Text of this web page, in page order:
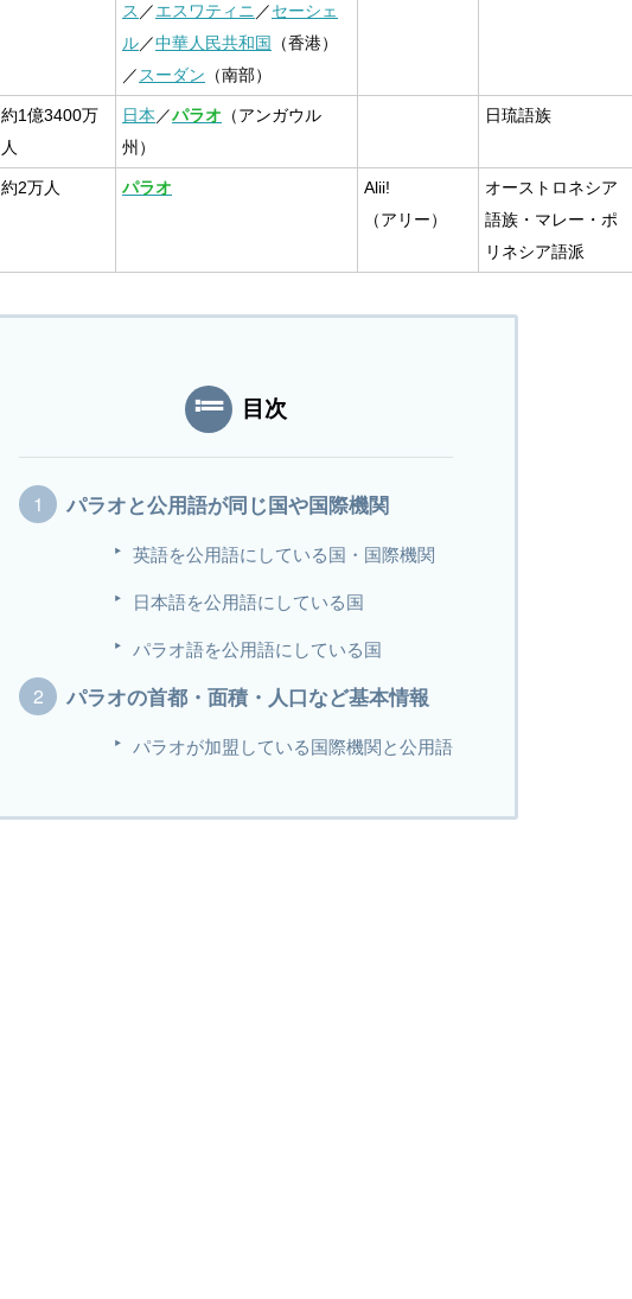
ス ／エスワティニ ／セーシェ
ル／中華人民共和国
（香港）
／ スーダン （南部）
約1億3400万
人
日本 ／パラオ （アンガウル
州）
日琉語族
約2万人 パラオ
Alii!
（アリー）
オーストロネシア
語族・マレー・ポ
リネシア語派
目次
パラオと公用語が同じ国や国際機関
英語を公用語にしている国・国際機関
日本語を公用語にしている国
パラオ語を公用語にしている国
パラオの首都・面積・人口など基本情報
パラオが加盟している国際機関と公用語